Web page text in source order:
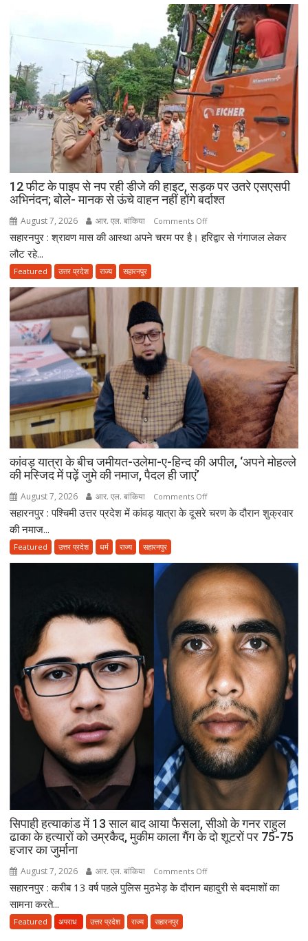
12 फीट के पाइप से नप रही डीजे की हाइट, सड़क पर उतरे एसएसपी
अभिनंदन; बोले- मानक से ऊंचे वाहन नहीं होंगे बर्दाश्त
August 7, 2026 आर. एल. बांकिया Comments Offon
12
नप
डीजे
की
हाइट,
सड़क
पर
उतरे
एसएसपी
अभिनंदन;
बोले-
से
ऊंचे
बर्दाश्त
सहारनपुर : श्रावण मास की आस्था अपने चरम पर है। हरिद्वार से गंगाजल लेकर
लौट रहे...
Featured उत्तर प्रदेश राज्य सहारनपुर
कांवड़ यात्रा के बीच जमीयत-उलेमा-ए-हिन्द की अपील, ‘अपने मोहल्ले
की मस्जिद में पढ़ें जुमे की नमाज, पैदल ही जाएं’
August 7, 2026 आर. एल. बांकिया Comments Offon
कांवड़
जमीयत-
उलेमा-
हिन्द
की
अपील,
‘अपने
मोहल्ले
की
मस्जिद
में
पढ़ें
जुमे
की
नमाज,
पैदल
जाएं’
सहारनपुर : पश्चिमी उत्तर प्रदेश में कांवड़ यात्रा के दूसरे चरण के दौरान शुक्रवार
की नमाज...
Featured उत्तर प्रदेश धर्म राज्य सहारनपुर
सिपाही हत्याकांड में 13 साल बाद आया फैसला, सीओ के गनर राहुल
ढाका के हत्यारों को उम्रकैद, मुकीम काला गैंग के दो शूटरों पर 75-75
हजार का जुर्माना
August 7, 2026 आर. एल. बांकिया Comments Offon
सिपाही
सहारनपुर : करीब 13 वर्ष पहले पुलिस मुठभेड़ के दौरान बहादुरी से बदमाशों का
सामना करते...
Featured अपराध उत्तर प्रदेश राज्य सहारनपुर